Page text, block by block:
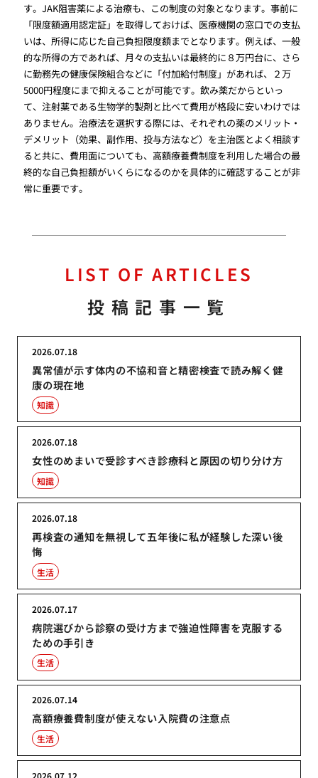
す。JAK阻害薬による治療も、この制度の対象となります。事前に
「限度額適用認定証」を取得しておけば、医療機関の窓口での支払
いは、所得に応じた自己負担限度額までとなります。例えば、一般
的な所得の方であれば、月々の支払いは最終的に８万円台に、さら
に勤務先の健康保険組合などに「付加給付制度」があれば、２万
5000円程度にまで抑えることが可能です。飲み薬だからといっ
て、注射薬である生物学的製剤と比べて費用が格段に安いわけでは
ありません。治療法を選択する際には、それぞれの薬のメリット・
デメリット（効果、副作用、投与方法など）を主治医とよく相談す
ると共に、費用面についても、高額療養費制度を利用した場合の最
終的な自己負担額がいくらになるのかを具体的に確認することが非
常に重要です。
LIST OF ARTICLES
投稿記事一覧
異常値が示す体内の不協和音と精密検査で読み解く健
康の現在地
2026.07.18
知識
女性のめまいで受診すべき診療科と原因の切り分け方
2026.07.18
知識
再検査の通知を無視して五年後に私が経験した深い後
悔
2026.07.18
生活
病院選びから診察の受け方まで強迫性障害を克服する
ための手引き
2026.07.17
生活
高額療養費制度が使えない入院費の注意点
2026.07.14
生活